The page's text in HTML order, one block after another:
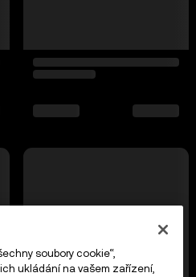
soubory cookie“,
ukládání na vašem zařízení,